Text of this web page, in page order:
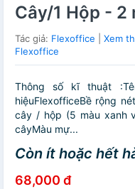
Cây/1 Hộp - 2
Tác giả: Flexoffice
Xem
Flexoffice
Thông số kĩ thuật
hiệuFlexofficeBề rộng
cây / hộp (5 màu xanh
câyMàu mự...
Còn ít hoặc hết
68,000 đ